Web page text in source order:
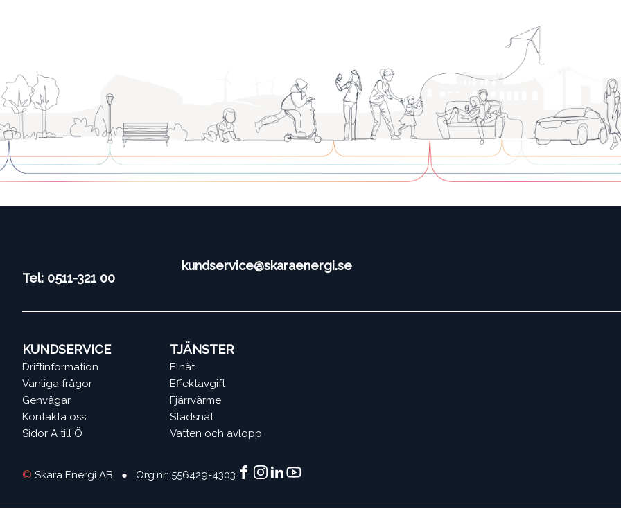
Tel: 0511-321 00
kundservice@skaraenergi.se
KUNDSERVICE
Driftinformation
Vanliga frågor
Genvägar
Kontakta oss
Sidor A till Ö
TJÄNSTER
Elnät
Effektavgift
Fjärrvärme
Stadsnät
Vatten och avlopp
© Skara Energi AB ● Org.nr: 556429-4303